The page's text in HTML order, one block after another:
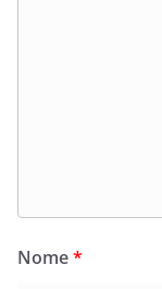
Nome*